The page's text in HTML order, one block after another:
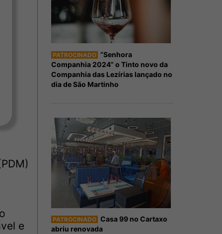
e
PATROCINADO “Senhora
Companhia 2024” o Tinto novo da
Companhia das Lezírias lançado no
dia de São Martinho
PATROCINADO Casa 99 no Cartaxo
abriu renovada